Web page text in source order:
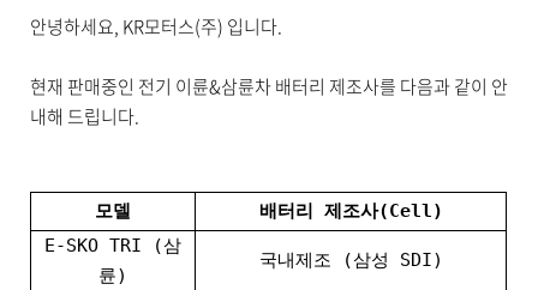
안녕하세요, KR모터스(주) 입니다.
현재 판매중인 전기 이륜&삼륜차 배터리 제조사를 다음과 같이 안
내해 드립니다.
모델
배터리 제조사(Cell)
E-SKO TRI (삼
륜)
국내제조 (삼성 SDI)